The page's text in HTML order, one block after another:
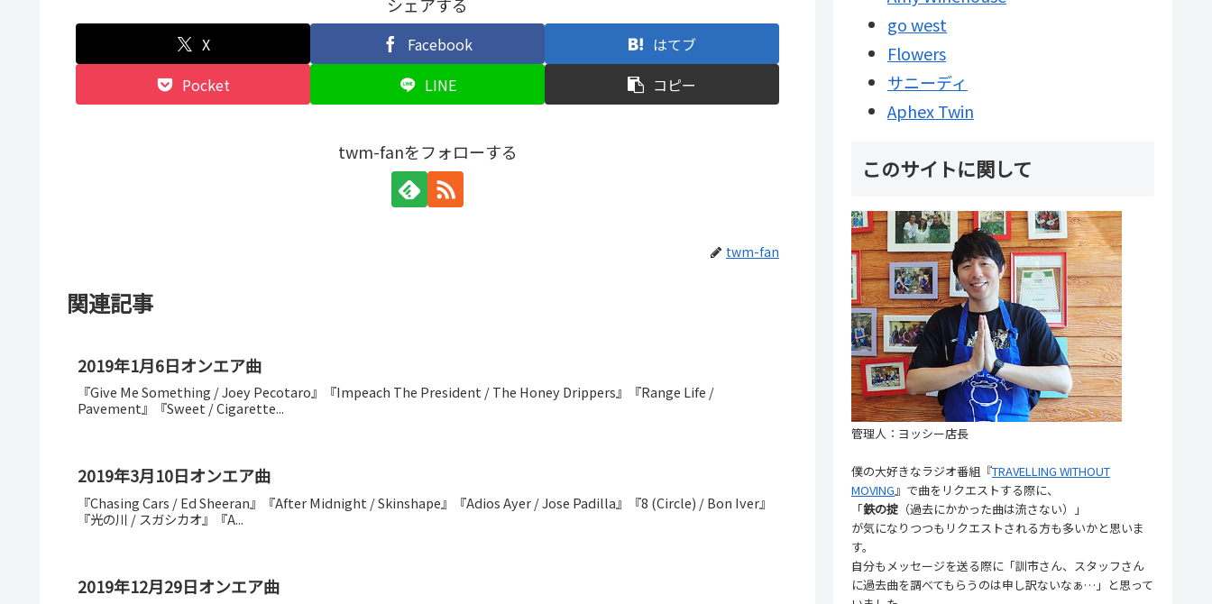
X Facebook
はてブ
Pocket
LINE コピー
twm-fanをフォローする
twm-fan
関連記事
2019年1月6日オンエア曲
『Give Me Something / Joey Pecotaro』『Impeach The President / The Honey Drippers』『Range Life /
Pavement』『Sweet / Cigarette...
2019年3月10日オンエア曲
『Chasing Cars / Ed Sheeran』『After Midnight / Skinshape』『Adios Ayer / Jose Padilla』『8 (Circle) / Bon Iver』
『光の川 / スガシカオ』『A...
2019年12月29日オンエア曲
go west
Flowers
サニーディ
Aphex Twin
このサイトに関して
管理人：ヨッシー店長
僕の大好きなラジオ番組『TRAVELLING WITHOUT
MOVING』で曲をリクエストする際に、
「鉄の掟 （過去にかかった曲は流さない）」
が気になりつつもリクエストされる方も多いかと思いま
す。
自分もメッセージを送る際に「訓市さん、スタッフさん
に過去曲を調べてもらうのは申し訳ないなぁ…」と思って